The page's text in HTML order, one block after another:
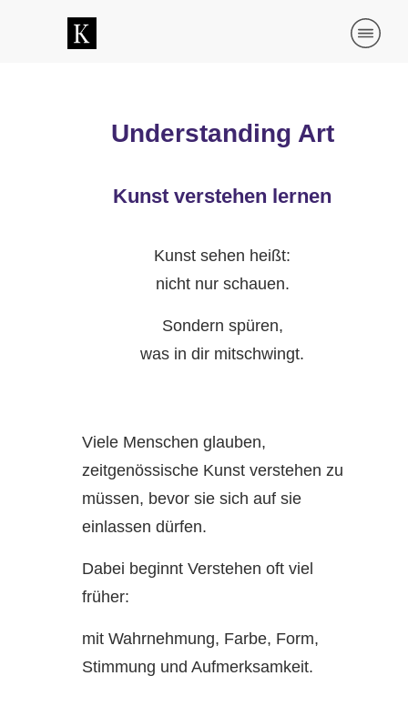
Understanding Art
Kunst verstehen lernen
Kunst sehen heißt:
nicht nur schauen.
Sondern spüren,
was in dir mitschwingt.
Viele Menschen glauben,
zeitgenössische Kunst verstehen zu
müssen, bevor sie sich auf sie
einlassen dürfen.
Dabei beginnt Verstehen oft viel
früher:
mit Wahrnehmung, Farbe, Form,
Stimmung und Aufmerksamkeit.